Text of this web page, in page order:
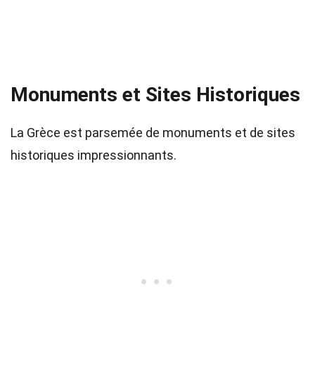
Monuments et Sites Historiques
La Grèce est parsemée de monuments et de sites
historiques impressionnants.